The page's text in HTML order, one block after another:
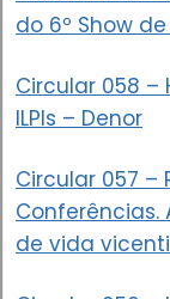
do 6º Show
Circular 058
ILPIs – Denor
Circular 057 –
de vida